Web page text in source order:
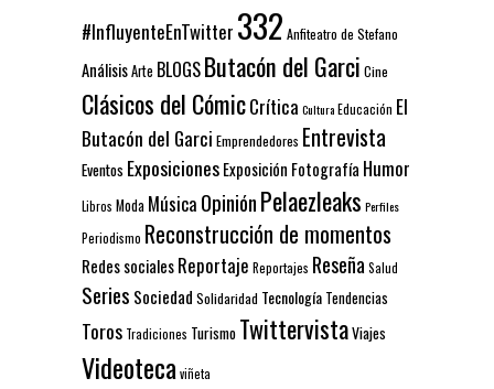
#InfluyenteEnTwitter 332 Anfiteatro de Stefano
AnálisisArte BLOGSButacón del Garci Cine
Clásicos del CómicCrítica CulturaEducación El
Butacón del Garci Emprendedores Entrevista
Eventos ExposicionesExposición Fotografía Humor
Libros Moda Música OpiniónPelaezleaks Perfiles
Periodismo Reconstrucción de momentos
Redes socialesReportaje Reportajes Reseña Salud
Series Sociedad Solidaridad Tecnología Tendencias
Toros Tradiciones Turismo TwittervistaViajes
Videoteca viñeta